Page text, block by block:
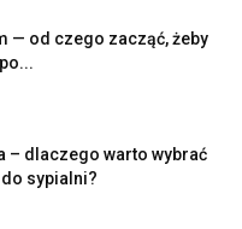
— od czego zacząć, żeby
– dlaczego warto wybrać
sypialni?